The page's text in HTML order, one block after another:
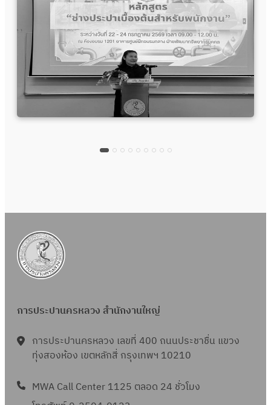
การประปานครหลวง สำนักงานใหญ่
การประปานครหลวง เลขที่ 400 ถนนประชาชื่น แขวง
ทุ่งสองห้อง เขตหลักสี่ กรุงเทพฯ 10210
MWA Call Center 1125 ตลอด 24 ชั่วโมง